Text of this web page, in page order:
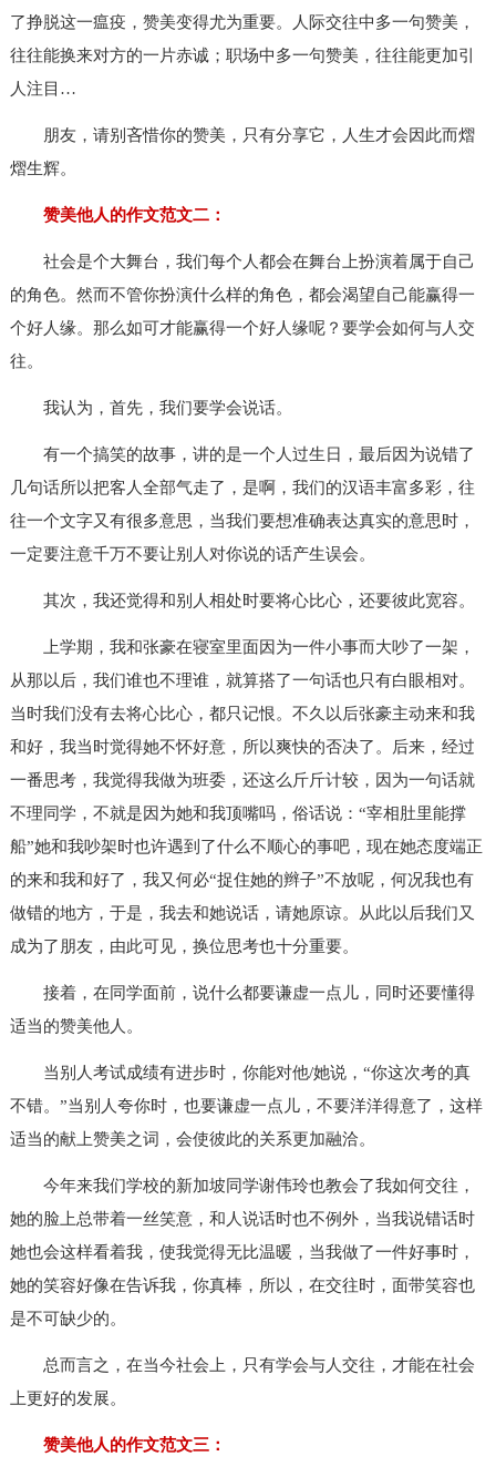
了挣脱这一瘟疫，赞美变得尤为重要。人际交往中多一句赞美，
往往能换来对方的一片赤诚；职场中多一句赞美，往往能更加引
人注目…
朋友，请别吝惜你的赞美，只有分享它，人生才会因此而熠
熠生辉。
赞美他人的作文范文二：
社会是个大舞台，我们每个人都会在舞台上扮演着属于自己
的角色。然而不管你扮演什么样的角色，都会渴望自己能赢得一
个好人缘。那么如可才能赢得一个好人缘呢？要学会如何与人交
往。
我认为，首先，我们要学会说话。
有一个搞笑的故事，讲的是一个人过生日，最后因为说错了
几句话所以把客人全部气走了，是啊，我们的汉语丰富多彩，往
往一个文字又有很多意思，当我们要想准确表达真实的意思时，
一定要注意千万不要让别人对你说的话产生误会。
其次，我还觉得和别人相处时要将心比心，还要彼此宽容。
上学期，我和张豪在寝室里面因为一件小事而大吵了一架，
从那以后，我们谁也不理谁，就算搭了一句话也只有白眼相对。
当时我们没有去将心比心，都只记恨。不久以后张豪主动来和我
和好，我当时觉得她不怀好意，所以爽快的否决了。后来，经过
一番思考，我觉得我做为班委，还这么斤斤计较，因为一句话就
不理同学，不就是因为她和我顶嘴吗，俗话说：“宰相肚里能撑
船”她和我吵架时也许遇到了什么不顺心的事吧，现在她态度端正
的来和我和好了，我又何必“捉住她的辫子”不放呢，何况我也有
做错的地方，于是，我去和她说话，请她原谅。从此以后我们又
成为了朋友，由此可见，换位思考也十分重要。
接着，在同学面前，说什么都要谦虚一点儿，同时还要懂得
适当的赞美他人。
当别人考试成绩有进步时，你能对他/她说，“你这次考的真
不错。”当别人夸你时，也要谦虚一点儿，不要洋洋得意了，这样
适当的献上赞美之词，会使彼此的关系更加融洽。
今年来我们学校的新加坡同学谢伟玲也教会了我如何交往，
她的脸上总带着一丝笑意，和人说话时也不例外，当我说错话时
她也会这样看着我，使我觉得无比温暖，当我做了一件好事时，
她的笑容好像在告诉我，你真棒，所以，在交往时，面带笑容也
是不可缺少的。
总而言之，在当今社会上，只有学会与人交往，才能在社会
上更好的发展。
赞美他人的作文范文三：